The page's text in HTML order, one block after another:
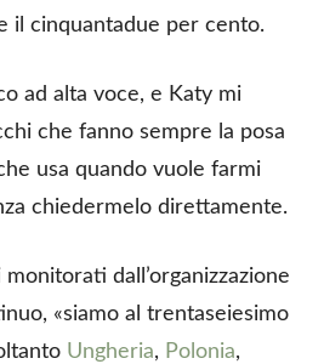
il cinquantadue per cento.
ad alta voce, e Katy mi
che fanno sempre la posa
usa quando vuole farmi
chiedermelo direttamente.
dall’organizzazione
«siamo al trentaseiesimo
Ungheria, Polonia,